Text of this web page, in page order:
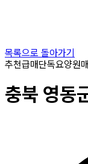
목록으로 돌아가기
추천급매단독요양원
충북 영동